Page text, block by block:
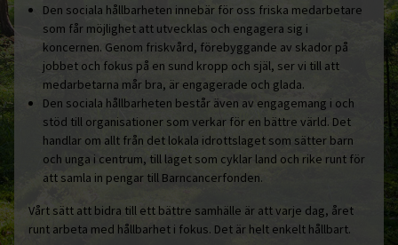
Den sociala hållbarheten innebär för oss friska medarbetare
som får möjlighet att utvecklas och engagera sig i
koncernen. Genom friskvård, förebyggande av skador på
jobbet och fokus på en sund kropp och själ, ser vi till att
medarbetarna mår bra, är engagerade och glada.
Den sociala hållbarheten består även av engagemang i och
stöd till organisationer som verkar för en bättre värld. Det
handlar om allt från det lokala idrottslaget som sätter barn
och unga i centrum, till laget som cyklar land och rike runt för
att samla in pengar till Barncancerfonden.
Vårt sätt att bidra till ett bättre samhälle är att varje dag, året
runt arbeta med hållbarhet i fokus. Det är helt enkelt hållbart.